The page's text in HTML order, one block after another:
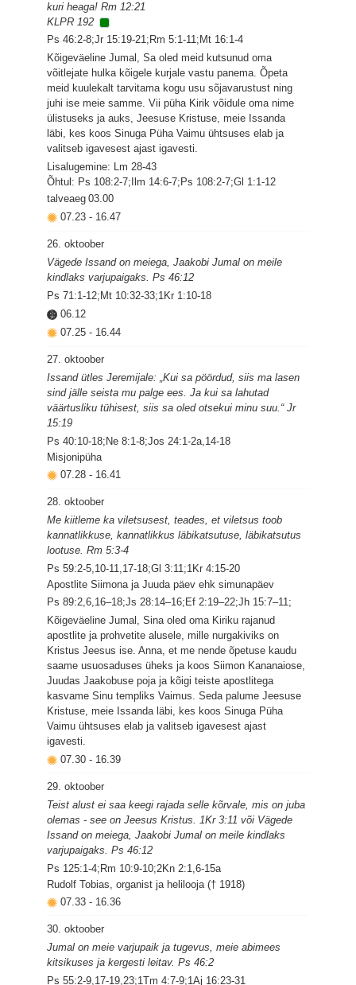
kuri heaga! Rm 12:21
KLPR 192
Ps 46:2-8;Jr 15:19-21;Rm 5:1-11;Mt 16:1-4
Kõigeväeline Jumal, Sa oled meid kutsunud oma
võitlejate hulka kõigele kurjale vastu panema. Õpeta
meid kuulekalt tarvitama kogu usu sõjavarustust ning
juhi ise meie samme. Vii püha Kirik võidule oma nime
ülistuseks ja auks, Jeesuse Kristuse, meie Issanda
läbi, kes koos Sinuga Püha Vaimu ühtsuses elab ja
valitseb igavesest ajast igavesti.
Lisalugemine: Lm 28-43
Õhtul: Ps 108:2-7;Ilm 14:6-7;Ps 108:2-7;Gl 1:1-12
talveaeg 03.00
07.23- 16.47
26. oktoober
Vägede Issand on meiega, Jaakobi Jumal on meile
kindlaks varjupaigaks. Ps 46:12
Ps 71:1-12;Mt 10:32-33;1Kr 1:10-18
06.12
07.25- 16.44
27. oktoober
Issand ütles Jeremijale: „Kui sa pöördud, siis ma lasen
sind jälle seista mu palge ees. Ja kui sa lahutad
väärtusliku tühisest, siis sa oled otsekui minu suu.“ Jr
15:19
Ps 40:10-18;Ne 8:1-8;Jos 24:1-2a,14-18
Misjonipüha
07.28- 16.41
28. oktoober
Me kiitleme ka viletsusest, teades, et viletsus toob
kannatlikkuse, kannatlikkus läbikatsutuse, läbikatsutus
lootuse. Rm 5:3-4
Ps 59:2-5,10-11,17-18;Gl 3:11;1Kr 4:15-20
Apostlite Siimona ja Juuda päev ehk simunapäev
Ps 89:2,6,16–18;Js 28:14–16;Ef 2:19–22;Jh 15:7–11;
Kõigeväeline Jumal, Sina oled oma Kiriku rajanud
apostlite ja prohvetite alusele, mille nurgakiviks on
Kristus Jeesus ise. Anna, et me nende õpetuse kaudu
saame usuosaduses üheks ja koos Siimon Kananaiose,
Juudas Jaakobuse poja ja kõigi teiste apostlitega
kasvame Sinu templiks Vaimus. Seda palume Jeesuse
Kristuse, meie Issanda läbi, kes koos Sinuga Püha
Vaimu ühtsuses elab ja valitseb igavesest ajast
igavesti.
07.30- 16.39
29. oktoober
Teist alust ei saa keegi rajada selle kõrvale, mis on juba
olemas - see on Jeesus Kristus. 1Kr 3:11 või Vägede
Issand on meiega, Jaakobi Jumal on meile kindlaks
varjupaigaks. Ps 46:12
Ps 125:1-4;Rm 10:9-10;2Kn 2:1,6-15a
Rudolf Tobias, organist ja helilooja († 1918)
07.33- 16.36
30. oktoober
Jumal on meie varjupaik ja tugevus, meie abimees
kitsikuses ja kergesti leitav. Ps 46:2
Ps 55:2-9,17-19,23;1Tm 4:7-9;1Aj 16:23-31